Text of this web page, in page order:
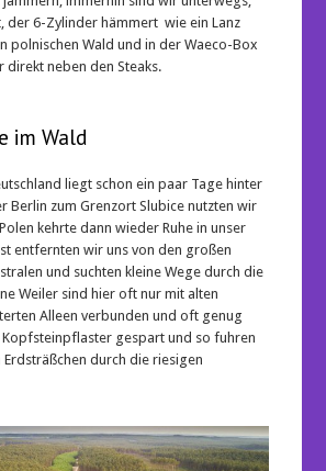
der 6-Zylinder hämmert wie ein Lanz
polnischen Wald und in der Waeco-Box
direkt neben den Steaks.
im Wald
liegt schon ein paar Tage hinter
Berlin zum Grenzort Slubice nutzten wir
kehrte dann wieder Ruhe in unser
entfernten wir uns von den großen
und suchten kleine Wege durch die
Weiler sind hier oft nur mit alten
Alleen verbunden und oft genug
gespart und so fuhren
durch die riesigen